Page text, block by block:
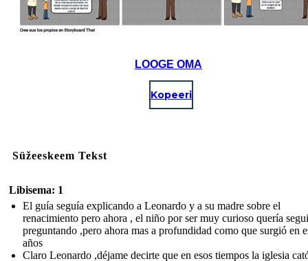
LOOGE OMA
Kopeeri
Süžeeskeem Tekst
Libisema: 1
El guía seguía explicando a Leonardo y a su madre sobre el
renacimiento pero ahora , el niño por ser muy curioso quería
preguntando ,pero ahora mas a profundidad como que surgió en
años
Claro Leonardo ,déjame decirte que en esos tiempos la iglesia